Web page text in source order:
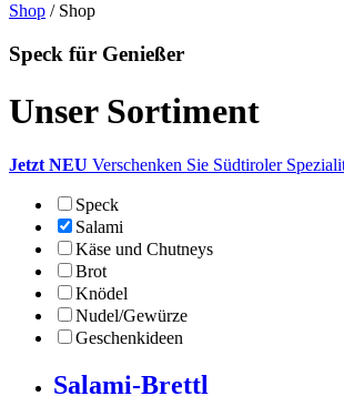
Shop / Shop
Speck für Genießer
Unser Sortiment
Jetzt NEU Verschenken Sie Südtiroler
Speck
Salami
Käse und Chutneys
Brot
Knödel
Nudel/Gewürze
Geschenkideen
Salami-Brettl